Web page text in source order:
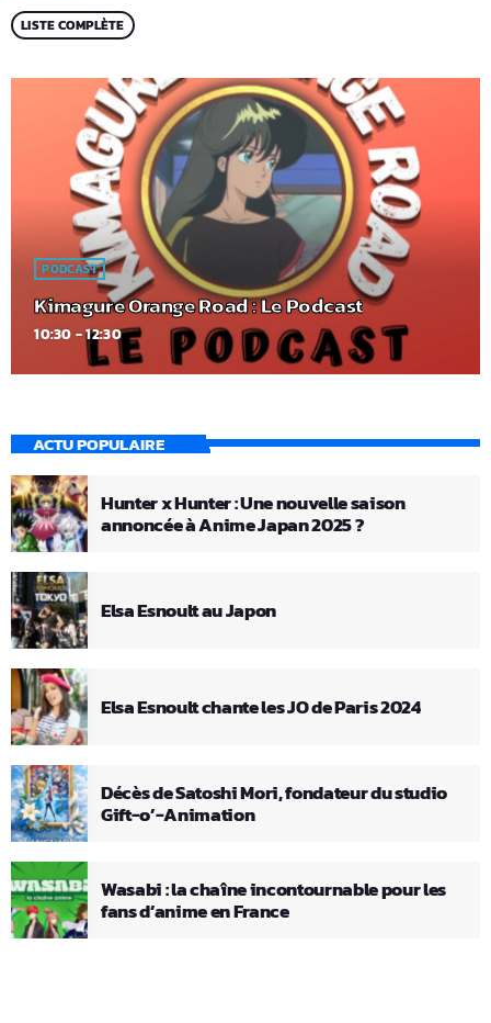
LISTE COMPLÈTE
PODCAST
Kimagure Orange Road : Le Podcast
10:30 - 12:30
ACTU POPULAIRE
Hunter x Hunter : Une nouvelle saison
annoncée à Anime Japan 2025 ?
Elsa Esnoult au Japon
Elsa Esnoult chante les JO de Paris 2024
Décès de Satoshi Mori, fondateur du studio
Gift-o’-Animation
Wasabi : la chaîne incontournable pour les
fans d’anime en France